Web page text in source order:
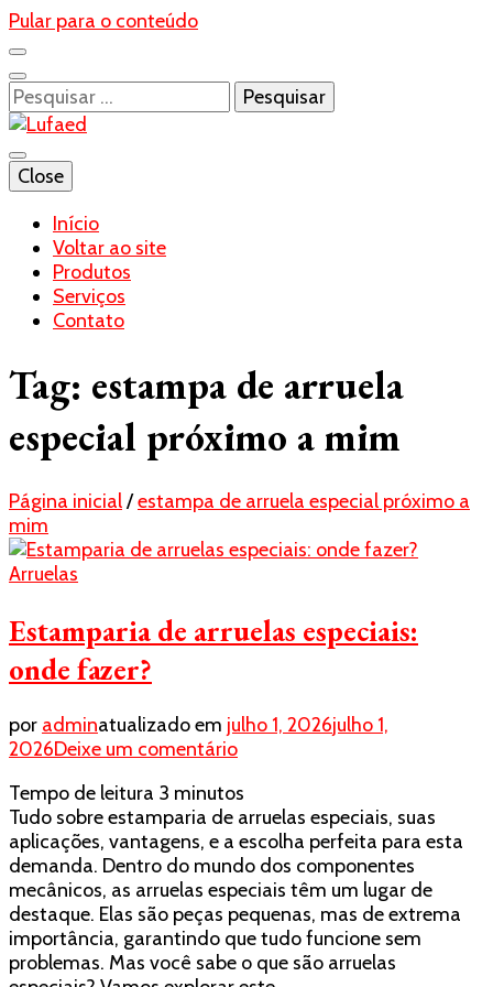
Pular para o conteúdo
Pesquisar
por:
Lufaed
Blog- Lufaed
Close
Início
Voltar ao site
Produtos
Serviços
Contato
Tag: estampa de arruela
especial próximo a mim
Página inicial/estampa de arruela especial próximo a
mim
Arruelas
Estamparia de arruelas especiais:
onde fazer?
por adminatualizado em julho 1, 2026julho 1,
2026Deixe um comentárioem
de
arruelas
especiais:
onde
fazer?
Tempo de leitura 3 minutos
Tudo sobre estamparia de arruelas especiais, suas
aplicações, vantagens, e a escolha perfeita para esta
demanda. Dentro do mundo dos componentes
mecânicos, as arruelas especiais têm um lugar de
destaque. Elas são peças pequenas, mas de extrema
importância, garantindo que tudo funcione sem
problemas. Mas você sabe o que são arruelas